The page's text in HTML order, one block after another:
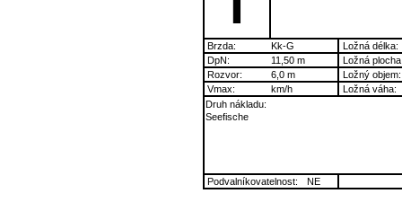
Brzda: Kk-G
Ložná délka:
DpN:
11,50 m
Ložná
Rozvor:
6,0 m
Ložný objem:
Vmax:
km/h
Ložná váha:
Druh nákladu:
Seefische
Podvalníkovatelnost: NE